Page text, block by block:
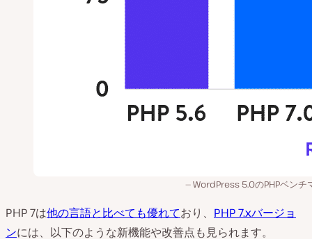
WordPress 5.0のPHPベンチ
PHP 7は他の言語と比べても優れており、 PHP 7.xバージョ
ンには、以下のような新機能や改善点も見られます。